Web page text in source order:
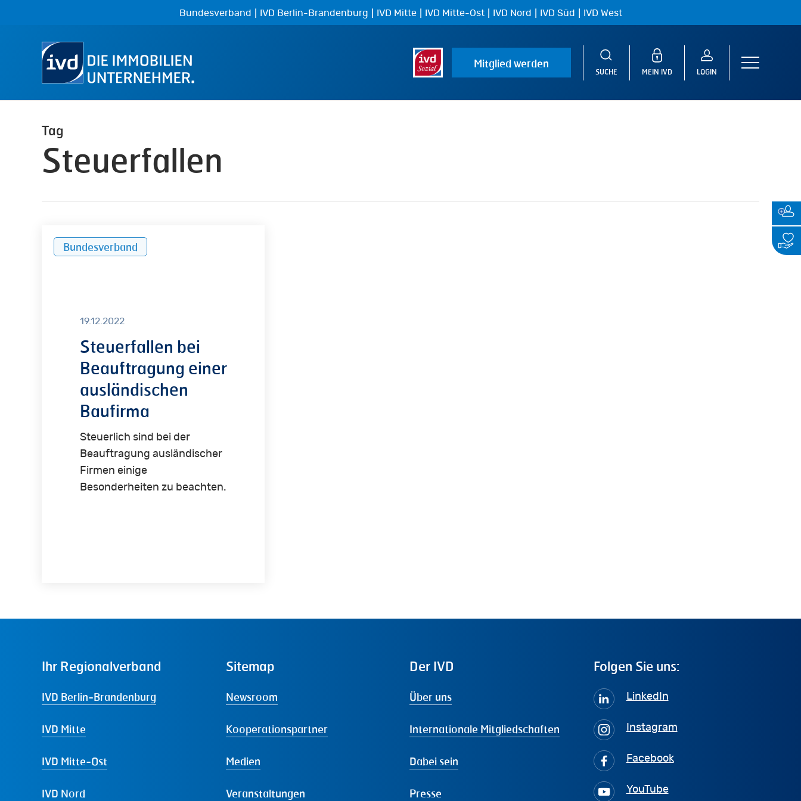
Bundesverband | IVD Berlin-Brandenburg | IVD Mitte | IVD Mitte-Ost | IVD Nord | IVD Süd | IVD West
Mitglied werden
SUCHE MEIN IVD LOGIN
Menu
Tag
Steuerfallen
Baufirma
Bundesverband
19.12.2022
Steuerfallen bei
Beauftragung einer
ausländischen
Baufirma
Steuerlich sind bei der
Beauftragung ausländischer
Firmen einige
Besonderheiten zu beachten.
Ihr Regionalverband
IVD Berlin-Brandenburg
IVD Mitte
IVD Mitte-Ost
IVD Nord
Sitemap
Newsroom
Kooperationspartner
Medien
Veranstaltungen
Der IVD
Über uns
Internationale Mitgliedschaften
Dabei sein
Presse
Folgen Sie uns:
LinkedIn
Instagram
Facebook
YouTube